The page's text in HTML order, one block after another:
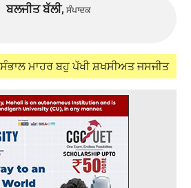
ਬਲਜੀਤ ਬੱਲੀ, ਸੰਪਾਦਕ
ਪੱਖੀ ਸ਼ਖਸੀਅਤ ਜਸਜੀਤ ਸਿੰਘ ਸਮੁੰਦਰੀ